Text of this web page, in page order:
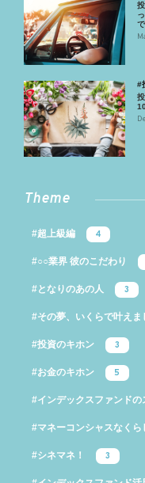
で
#
Theme
#超上級編 4
#○○業界 彼のこだわり
#となりのあの人 3
#その夢、いくらで叶えま
#投資のキホン 3
#お金のキホン 5
#インデックスファンドの
#マネーコンシャスなくら
#シネマネ！ 3